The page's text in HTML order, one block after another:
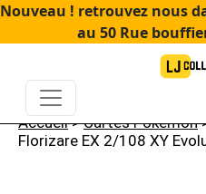
Nouveau ! retrouvez nous
au 50 Rue
Accueil>Cartes Pokémon
Florizare EX 2/108 XY